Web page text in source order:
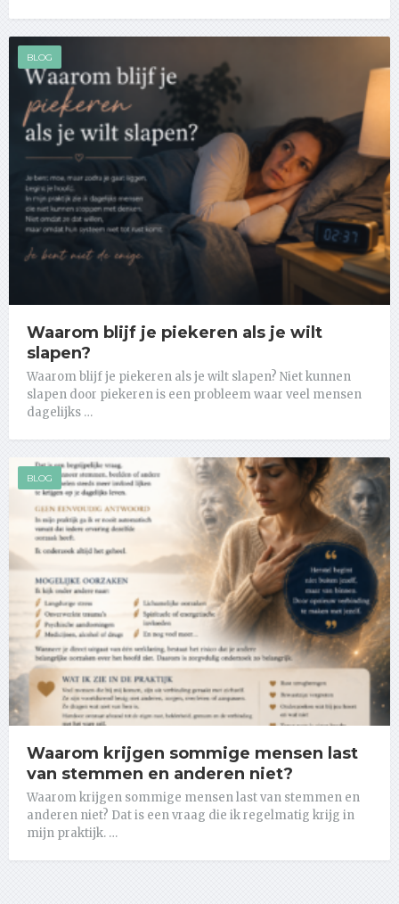
BLOG
Waarom blijf je piekeren als je wilt
slapen?
Waarom blijf je piekeren als je wilt slapen? Niet kunnen
slapen door piekeren is een probleem waar veel mensen
dagelijks …
BLOG
Waarom krijgen sommige mensen last
van stemmen en anderen niet?
Waarom krijgen sommige mensen last van stemmen en
anderen niet? Dat is een vraag die ik regelmatig krijg in
mijn praktijk. …